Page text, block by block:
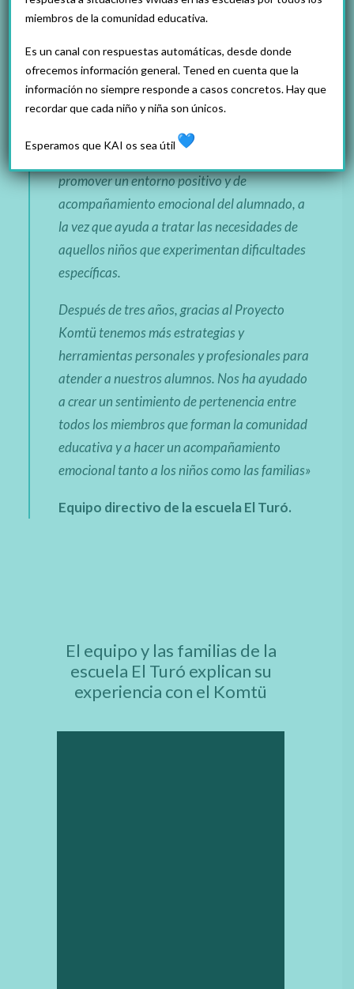
del Proyecto Komtü, ya que el trabajo
los aprendizajes. Queríamos dar a nuestros
alumnos estrategias adecuadas para crecer de
una manera sana, feliz y responsable.
El Proyecto Komtü es esencial. Y es que
promover un entorno positivo y de
acompañamiento emocional del alumnado, a
la vez que ayuda a tratar las necesidades de
aquellos niños que experimentan dificultades
específicas.
Después de tres años, gracias al Proyecto
Komtü tenemos más estrategias y
herramientas personales y profesionales para
atender a nuestros alumnos. Nos ha ayudado
a crear un sentimiento de pertenencia entre
todos los miembros que forman la comunidad
educativa y a hacer un acompañamiento
emocional tanto a los niños como las familias»
Equipo directivo de la escuela El Turó.
El equipo y las familias de la
escuela El Turó explican su
experiencia con el Komtü
miembros de la comunidad educativa.
Es un canal con respuestas automáticas, desde donde
ofrecemos información general. Tened en cuenta que la
información no siempre responde a casos concretos. Hay que
recordar que cada niño y niña son únicos.
Esperamos que KAI os sea útil